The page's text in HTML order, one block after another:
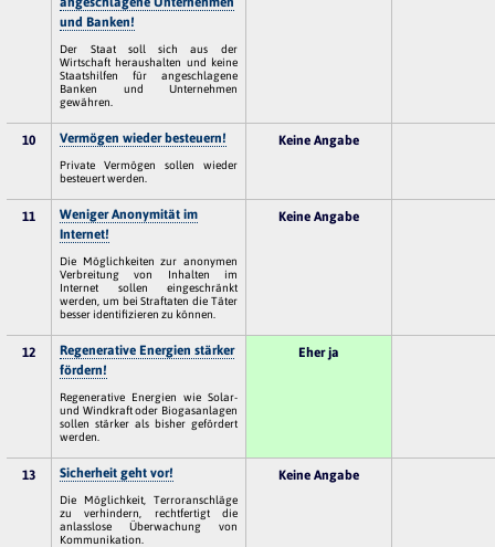
und Banken!
Der Staat soll sich aus der
Wirtschaft heraushalten und keine
Staatshilfen für angeschlagene
Banken und Unternehmen
gewähren.
10 Vermögen wieder besteuern!
Private Vermögen sollen wieder
besteuert werden.
Keine Angabe
11
Weniger Anonymität im
Internet!
Die Möglichkeiten zur anonymen
Verbreitung von Inhalten im
Internet sollen eingeschränkt
werden, um bei Straftaten die Täter
besser identifizieren zu können.
Keine Angabe
12
Regenerative Energien stärker
fördern!
Regenerative Energien wie Solar-
und Windkraft oder Biogasanlagen
sollen stärker als bisher gefördert
werden.
Eher ja
13 Sicherheit geht vor!
Die Möglichkeit, Terroranschläge
zu verhindern, rechtfertigt die
anlasslose Überwachung von
Kommunikation.
Keine Angabe